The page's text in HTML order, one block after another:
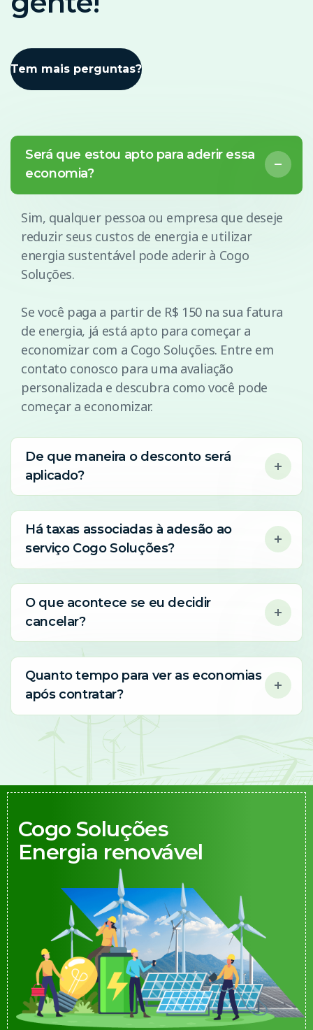
Tem mais perguntas?
Será que estou apto para aderir essa
economia?
Sim, qualquer pessoa ou empresa que deseje
reduzir seus custos de energia e utilizar
energia sustentável pode aderir à Cogo
Soluções.
Se você paga a partir de R$ 150 na sua fatura
de energia, já está apto para começar a
economizar com a Cogo Soluções. Entre em
contato conosco para uma avaliação
personalizada e descubra como você pode
começar a economizar.
De que maneira o desconto será
aplicado?
Há taxas associadas à adesão ao
serviço Cogo Soluções?
O que acontece se eu decidir
cancelar?
Quanto tempo para ver as economias
após contratar?
Cogo Soluções
Energia renovável